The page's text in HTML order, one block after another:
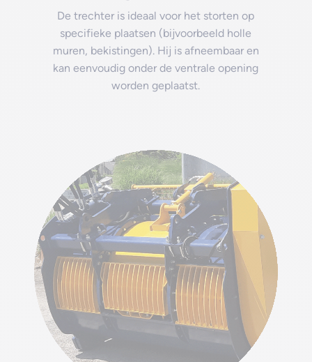
De trechter is ideaal voor het storten op
specifieke plaatsen (bijvoorbeeld holle
muren, bekistingen). Hij is afneembaar en
kan eenvoudig onder de ventrale opening
worden geplaatst.